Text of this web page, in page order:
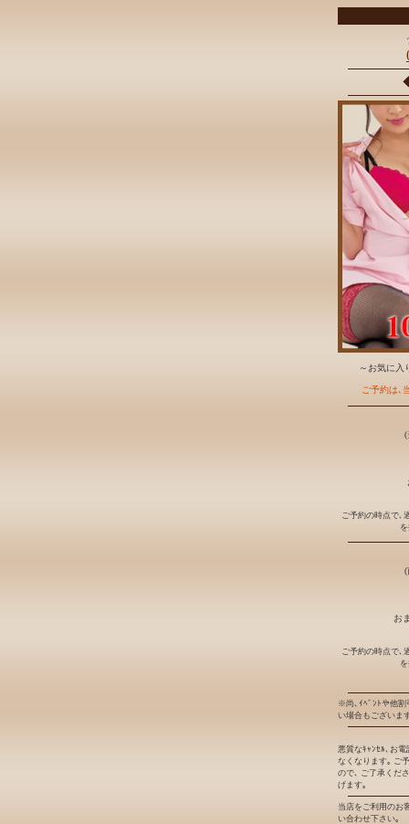
～お気に入
ご予約は､
(
ご予約の時点で､
(
お
ご予約の時点で､
※尚､ｲﾍﾞﾝﾄや他割
い場合もございま
悪質なｷｬﾝｾﾙ､お電
なくなります｡ ご
ので､ ご了承くだ
げます｡
当店をご利用のお
い合わせ下さい｡